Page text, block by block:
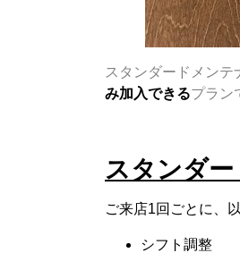
スタンダードメン
み加入できるプラン
スタンダ
ご来店1回ごとに、
シフト調整